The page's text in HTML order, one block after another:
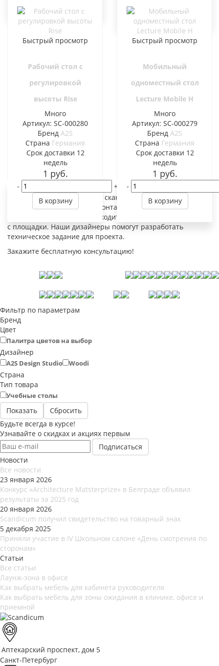
Быстрый просмотр
Рабочий стол с
регулировкой
высоты Rise
Много
Артикул: SC-000280
Бренд A2S
Страна Германия
Cрок доставки 12
недель
1 руб.
-
+
В корзину
Быстрый просмотр
Мобильный
одноместный стол
Lecture Mobile H
Много
Артикул: SC-000279
Бренд A2S
Страна Германия
Cрок доставки 12
недель
1 руб.
-
В корзину
Одноместные приобрести в скандинавском стиле.
Осуществляем доставку и монтаж мебели в один день. В
стоимость сборки мебели входит вывоз мусора и упаковки
с площадки. Наши дизайнеры помогут разработать
техническое задание для проекта.
Закажите бесплатную консультацию!
Фильтр по параметрам
Бренд
Цвет
Палитра цветов на выбор
Дизайнер
A2S Design Studio Woodi
Страна
Тип товара
Учебные столы
Сбросить
Будьте всегда в курсе!
Узнавайте о скидках и акциях первым
Новости
Все новости
23 января 2026
Конкурс «Architecture Matsterprize» в Белграде объявил
результаты за 2025 год
20 января 2026
Scandicum получил свидетельство на товарный знак
5 декабря 2025
Приняли участие в IV Школьном салоне «День смотрения по
сторонам»
Статьи
Все статьи
Лаунж-зона в офисе
Как выбрать мебель для кабинета руководителя
Как выбрать мебель для зоны ожидания в клинике, офисе и
приемной
Аптекарский проспект, дом 5
Санкт-Петербург